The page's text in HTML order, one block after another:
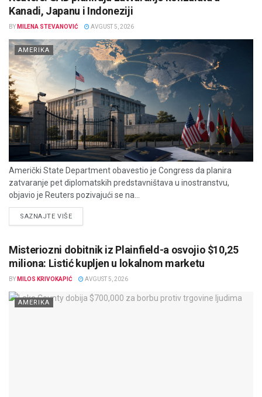
Kanadi, Japanu i Indoneziji
BY MILENA STEVANOVIĆ AVGUST 5, 2026
AMERIKA
Američki State Department obavestio je Congress da planira
zatvaranje pet diplomatskih predstavništava u inostranstvu,
objavio je Reuters pozivajući se na...
SAZNAJTE VIŠEDETAILS
Misteriozni dobitnik iz Plainfield-a osvojio $10,25
miliona: Listić kupljen u lokalnom marketu
BY MILOS KRIVOKAPIĆ AVGUST 5, 2026
AMERIKA